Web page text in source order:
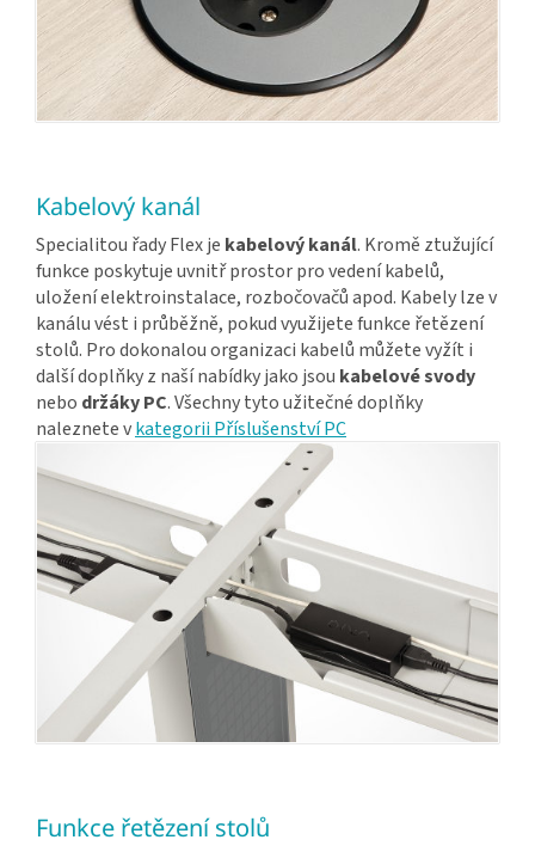
Kabelový kanál
Specialitou řady Flex je kabelový kanál. Kromě ztužující
funkce poskytuje uvnitř prostor pro vedení kabelů,
uložení elektroinstalace, rozbočovačů apod. Kabely lze v
kanálu vést i průběžně, pokud využijete funkce řetězení
stolů. Pro dokonalou organizaci kabelů můžete vyžít i
další doplňky z naší nabídky jako jsou kabelové svody
nebo držáky PC. Všechny tyto užitečné doplňky
naleznete vkategorii Příslušenství PC
Funkce řetězení stolů